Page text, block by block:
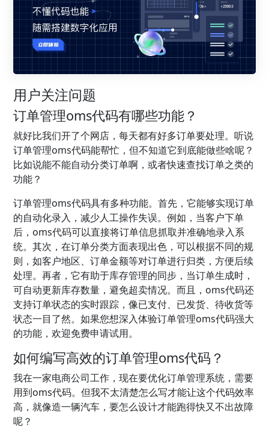
用户关注问题
订单管理oms代码有哪些功能？
就好比我们开了个网店，每天都有好多订单要处理。听说
订单管理oms代码能帮忙，但不知道它到底能做些啥呢？
比如说能不能自动分类订单啊，或者快速查找订单之类的
功能？
订单管理oms代码具有多种功能。首先，它能够实现订单
的自动化录入，减少人工操作失误。例如，当客户下单
后，oms代码可以直接将订单信息抓取并准确地录入系
统。其次，在订单分类方面表现出色，可以根据不同的规
则，如客户地区、订单金额等对订单进行归类，方便后续
处理。再者，它有助于库存管理的同步，当订单生成时，
可自动更新库存数量，避免超卖情况。而且，oms代码还
支持订单状态的实时跟踪，像已支付、已发货、待收货等
状态一目了然。如果您想深入体验订单管理oms代码强大
的功能，欢迎免费申请试用。
如何编写高效的订单管理oms代码？
我在一家电商公司工作，现在要优化订单管理系统，需要
用到oms代码。但我不太清楚怎么写才能让这个代码效率
高，就像造一辆汽车，要怎么设计才能跑得快又不出故障
呢？